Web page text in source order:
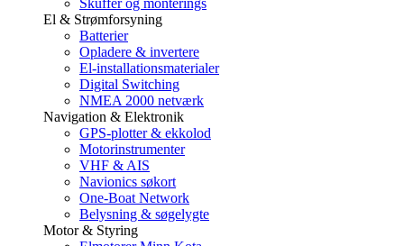
Skuffer og monterings
El & Strømforsyning
Batterier
Opladere & invertere
El-installationsmaterialer
Digital Switching
NMEA 2000 netværk
Navigation & Elektronik
GPS-plotter & ekkolod
Motorinstrumenter
VHF & AIS
Navionics søkort
One-Boat Network
Belysning & søgelygte
Motor & Styring